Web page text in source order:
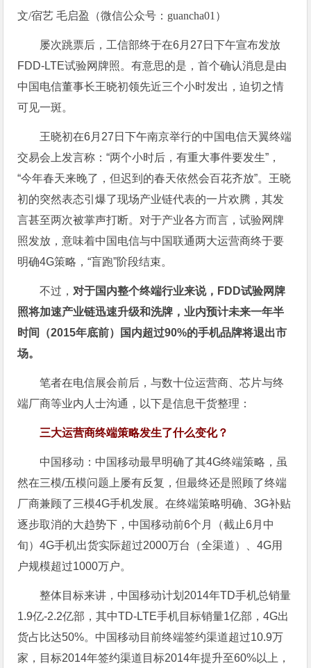
文/宿艺 毛启盈（微信公众号：guancha01）
屡次跳票后，工信部终于在6月27日下午宣布发放
FDD-LTE试验网牌照。有意思的是，首个确认消息是由
中国电信董事长王晓初领先近三个小时发出，迫切之情
可见一斑。
王晓初在6月27日下午南京举行的中国电信天翼终端
交易会上发言称：“两个小时后，有重大事件要发生”，
“今年春天来晚了，但迟到的春天依然会百花齐放”。王晓
初的突然表态引爆了现场产业链代表的一片欢腾，其发
言甚至两次被掌声打断。对于产业各方而言，试验网牌
照发放，意味着中国电信与中国联通两大运营商终于要
明确4G策略，“盲跑”阶段结束。
不过， 对于国内整个终端行业来说，FDD试验网牌
照将加速产业链迅速升级和洗牌，业内预计未来一年半
时间（2015年底前）国内超过90%的手机品牌将退出市
场。
笔者在电信展会前后，与数十位运营商、芯片与终
端厂商等业内人士沟通，以下是信息干货整理：
三大运营商终端策略发生了什么变化？
中国移动：中国移动最早明确了其4G终端策略，虽
然在三模/五模问题上屡有反复，但最终还是照顾了终端
厂商兼顾了三模4G手机发展。在终端策略明确、3G补贴
逐步取消的大趋势下，中国移动前6个月（截止6月中
旬）4G手机出货实际超过2000万台（全渠道）、4G用
户规模超过1000万户。
整体目标来讲，中国移动计划2014年TD手机总销量
1.9亿-2.2亿部，其中TD-LTE手机目标销量1亿部，4G出
货占比达50%。中国移动目前终端签约渠道超过10.9万
家，目标2014年签约渠道目标2014年提升至60%以上，